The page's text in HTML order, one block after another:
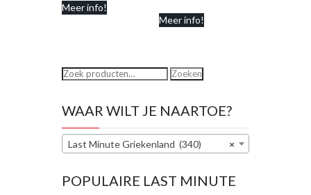
Meer info!
Meer info!
Zoeken
Zoeken
WAAR WILT JE NAARTOE?
×
Last Minute Griekenland (340)
POPULAIRE LAST MINUTE